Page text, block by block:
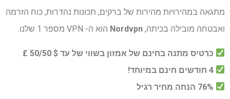
מתגאה במהירויות מהירות של ברקים, תכונות נהדרות, כוח הזרמה
ואבטחה מובילה בכיתה, Nordvpn הוא ה- VPN מספר 1 שלנו.
כרטיס מתנה בחינם של אמזון בשווי של עד $ 50/50 £
4 חודשים חינם במיוחד!